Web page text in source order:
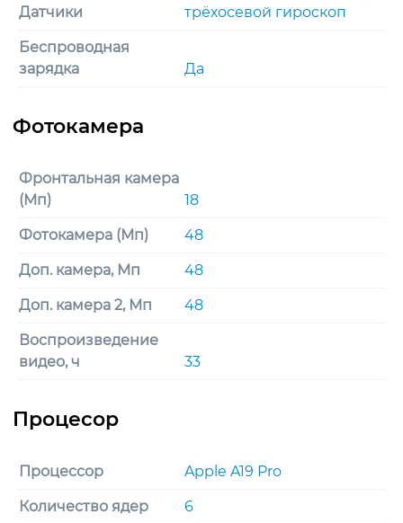
Датчики
трёхосевой гироскоп
Беспроводная
зарядка
Да
Фронтальная камера
(Мп)
18
Фотокамера (Мп) 48
Доп. камера, Мп 48
Доп. камера 2, Мп 48
Воспроизведение
видео, ч
33
Процессор Apple A19 Pro
Количество ядер 6